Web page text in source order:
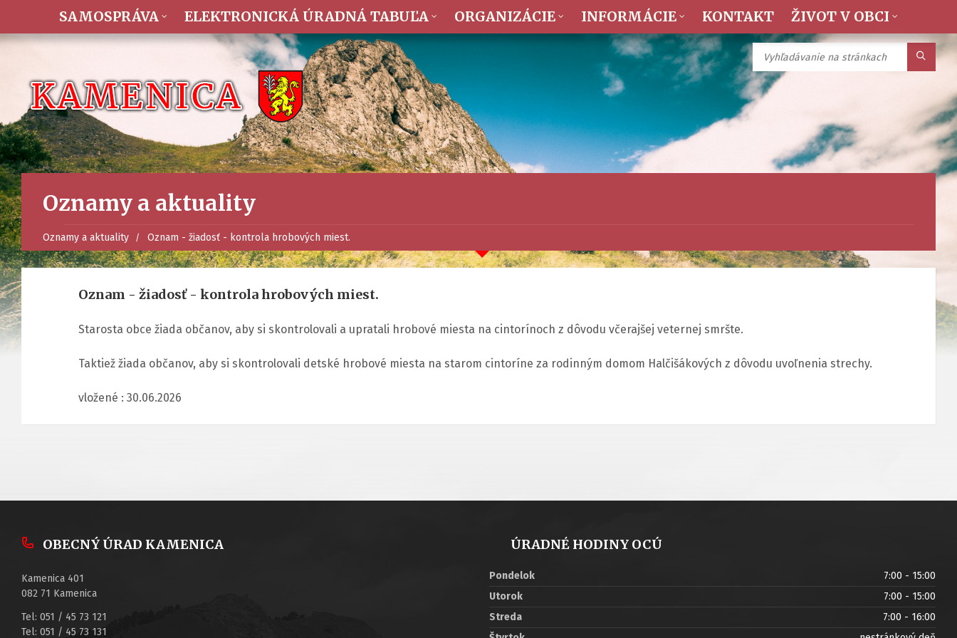
SAMOSPRÁVA ELEKTRONICKÁ ÚRADNÁ TABUĽA ORGANIZÁCIE INFORMÁCIE KONTAKT ŽIVOT V OBCI
Oznamy a aktuality
Oznamy a aktuality Oznam - žiadosť - kontrola hrobových miest.
Oznam - žiadosť - kontrola hrobových miest.
Starosta obce žiada občanov, aby si skontrolovali a upratali hrobové miesta na cintorínoch z dôvodu včerajšej veternej smršte.
Taktiež žiada občanov, aby si skontrolovali detské hrobové miesta na starom cintoríne za rodinným domom Halčišákových z dôvodu uvoľnenia strechy.
vložené : 30.06.2026
OBECNÝ ÚRAD KAMENICA
Kamenica 401
082 71 Kamenica
Tel: 051 / 45 73 121
Tel: 051 / 45 73 131
ÚRADNÉ HODINY OCÚ
Pondelok
7:00 - 15:00
Utorok
7:00 - 15:00
Streda
7:00 - 16:00